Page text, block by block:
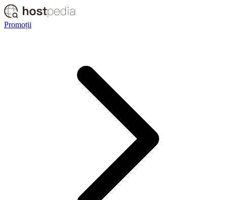
Promoții